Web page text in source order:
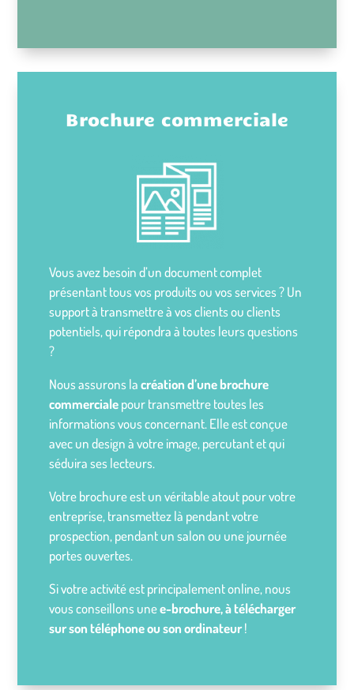
Brochure commerciale
Vous avez besoin d’un document complet
présentant tous vos produits ou vos services ? Un
support à transmettre à vos clients ou clients
potentiels, qui répondra à toutes leurs questions
?
Nous assurons lacréation d’une brochure
commercialepour transmettre toutes les
informations vous concernant. Elle est conçue
avec un design à votre image, percutant et qui
séduira ses lecteurs.
Votre brochure est un véritable atout pour votre
entreprise, transmettez là pendant votre
prospection, pendant un salon ou une journée
portes ouvertes.
Si votre activité est principalement online, nous
vous conseillons unee-brochure, à télécharger
sur son téléphone ou son ordinateur!